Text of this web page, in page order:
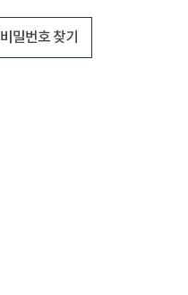
비밀번호 찾기